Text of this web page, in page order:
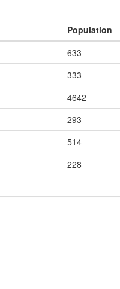
Population
633
333
4642
293
514
228